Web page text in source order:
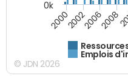
Emplois
2000200220062008
0k
© JDN 2026